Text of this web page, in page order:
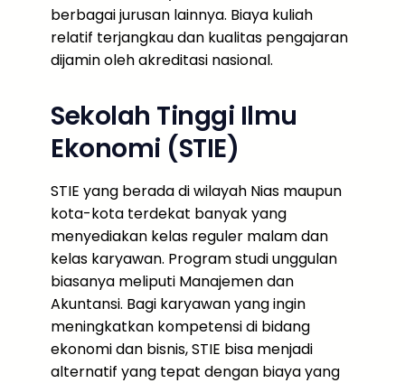
berbagai jurusan lainnya. Biaya kuliah
relatif terjangkau dan kualitas pengajaran
dijamin oleh akreditasi nasional.
Sekolah Tinggi Ilmu
Ekonomi (STIE)
STIE yang berada di wilayah Nias maupun
kota-kota terdekat banyak yang
menyediakan kelas reguler malam dan
kelas karyawan. Program studi unggulan
biasanya meliputi Manajemen dan
Akuntansi. Bagi karyawan yang ingin
meningkatkan kompetensi di bidang
ekonomi dan bisnis, STIE bisa menjadi
alternatif yang tepat dengan biaya yang